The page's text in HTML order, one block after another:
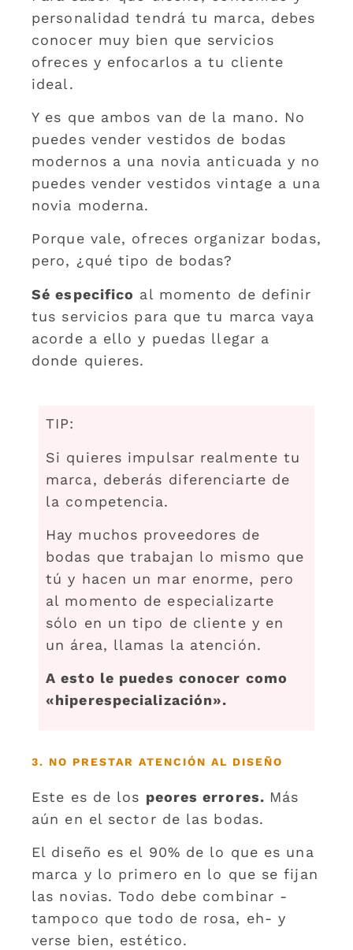
personalidad tendrá tu marca, debes
conocer muy bien que servicios
ofreces y enfocarlos a tu cliente
ideal.
Y es que ambos van de la mano. No
puedes vender vestidos de bodas
modernos a una novia anticuada y no
puedes vender vestidos vintage a una
novia moderna.
Porque vale, ofreces organizar bodas,
pero, ¿qué tipo de bodas?
Sé especifico al momento de definir
tus servicios para que tu marca vaya
acorde a ello y puedas llegar a
donde quieres.
TIP:
Si quieres impulsar realmente tu
marca, deberás diferenciarte de
la competencia.
Hay muchos proveedores de
bodas que trabajan lo mismo que
tú y hacen un mar enorme, pero
al momento de especializarte
sólo en un tipo de cliente y en
un área, llamas la atención.
A esto le puedes conocer como
«hiperespecialización».
3. NO PRESTAR ATENCIÓN AL DISEÑO
Este es de los peores errores. Más
aún en el sector de las bodas.
El diseño es el 90% de lo que es una
marca y lo primero en lo que se fijan
las novias. Todo debe combinar -
tampoco que todo de rosa, eh- y
verse bien, estético.